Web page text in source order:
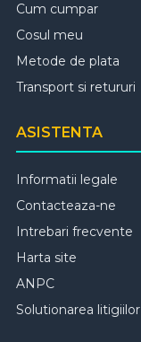
Cum cumpar
Cosul meu
Metode de plata
Transport si retururi
ASISTENTA
Informatii legale
Contacteaza-ne
Intrebari frecvente
Harta site
ANPC
Solutionarea litigiilor